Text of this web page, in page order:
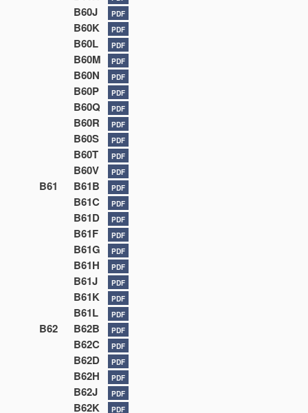
B60J PDF
B60K PDF
B60L PDF
B60M PDF
B60N PDF
B60P PDF
B60Q PDF
B60R PDF
B60S PDF
B60T PDF
B60V PDF
B61 B61B PDF
B61C PDF
B61D PDF
B61F PDF
B61G PDF
B61H PDF
B61J PDF
B61K PDF
B61L PDF
B62 B62B PDF
B62C PDF
B62D PDF
B62H PDF
B62J PDF
B62K PDF